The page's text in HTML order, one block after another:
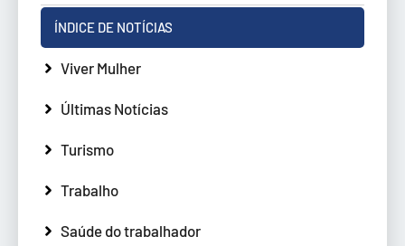
ÍNDICE DE NOTÍCIAS
Viver Mulher
Últimas Notícias
Turismo
Trabalho
Saúde do trabalhador